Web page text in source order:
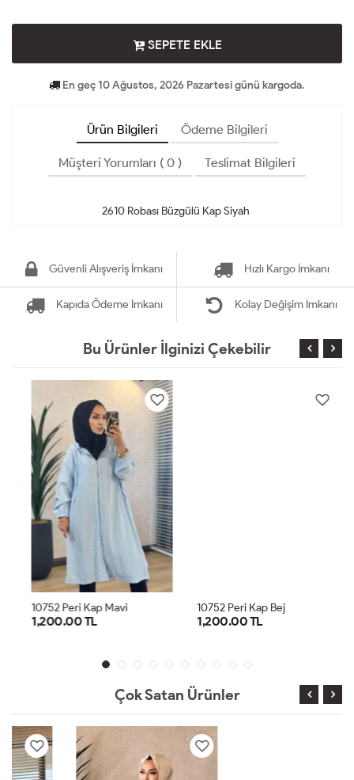
SEPETE EKLE
En geç 10 Ağustos, 2026 Pazartesi günü kargoda.
Ürün Bilgileri Ödeme Bilgileri
Müşteri Yorumları ( 0 ) Teslimat Bilgileri
Güvenli Alışveriş İmkanı Hızlı Kargo İmkanı
Kapıda Ödeme İmkanı Kolay Değişim İmkanı
Bu Ürünler İlginizi Çekebilir
10752 Peri Kap Mavi
1,200.00 TL
10752 Peri Kap Bej
1,200.00 TL
Çok Satan Ürünler